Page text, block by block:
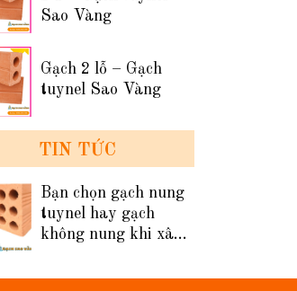
Sao Vàng
Gạch 2 lỗ – Gạch
tuynel Sao Vàng
TIN TỨC
Bạn chọn gạch nung
tuynel hay gạch
không nung khi xây